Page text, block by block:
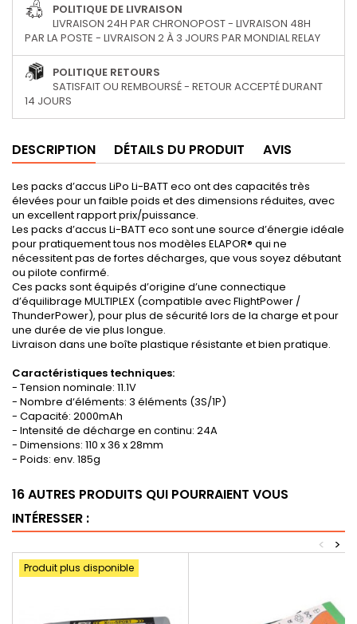
POLITIQUE DE LIVRAISON
LIVRAISON 24H PAR CHRONOPOST - LIVRAISON 48H
PAR LA POSTE - LIVRAISON 2 À 3 JOURS PAR MONDIAL RELAY
POLITIQUE RETOURS
SATISFAIT OU REMBOURSÉ - RETOUR ACCEPTÉ DURANT
14 JOURS
DESCRIPTION DÉTAILS DU PRODUIT AVIS
Les packs d’accus LiPo Li-BATT eco ont des capacités très
élevées pour un faible poids et des dimensions réduites, avec
un excellent rapport prix/puissance.
Les packs d’accus Li-BATT eco sont une source d’énergie idéale
pour pratiquement tous nos modèles ELAPOR® qui ne
nécessitent pas de fortes décharges, que vous soyez débutant
ou pilote confirmé.
Ces packs sont équipés d’origine d’une connectique
d’équilibrage MULTIPLEX (compatible avec FlightPower /
ThunderPower), pour plus de sécurité lors de la charge et pour
une durée de vie plus longue.
Livraison dans une boîte plastique résistante et bien pratique.
Caractéristiques techniques:
- Tension nominale: 11.1V
- Nombre d‘éléments: 3 éléments (3S/1P)
- Capacité: 2000mAh
- Intensité de décharge en continu: 24A
- Dimensions: 110 x 36 x 28mm
- Poids: env. 185g
16 AUTRES PRODUITS QUI POURRAIENT VOUS
INTÉRESSER :
>
<
Produit plus disponible